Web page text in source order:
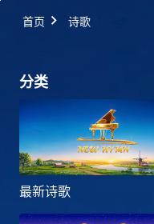
首页 诗歌
分类
最新诗歌